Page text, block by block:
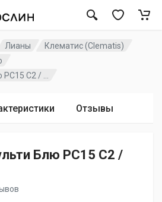
Лианы
Клематис (Clematis)
C2 / ...
Отзывы
Блю PC15 C2 /